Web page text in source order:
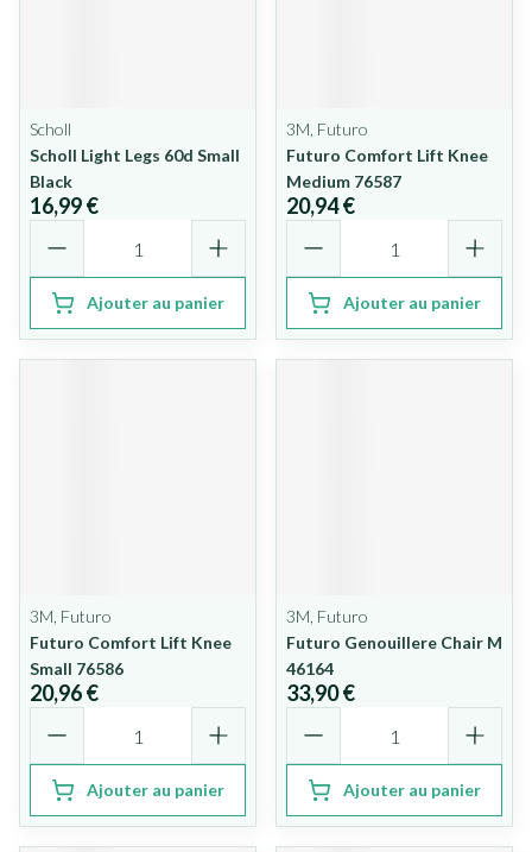
Scholl
Scholl Light Legs 60d Small
Black
16,99 €
Ajouter au panier
3M, Futuro
Futuro Comfort Lift Knee
Medium 76587
20,94 €
Ajouter au panier
3M, Futuro
Futuro Comfort Lift Knee
Small 76586
20,96 €
Ajouter au panier
3M, Futuro
Futuro Genouillere Chair M
46164
33,90 €
Ajouter au panier